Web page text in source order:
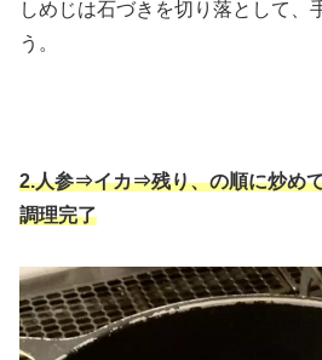
しめじは石づきを切り落として、
う。
2.人参⇒イカ⇒残り、の順に炒め
調理完了